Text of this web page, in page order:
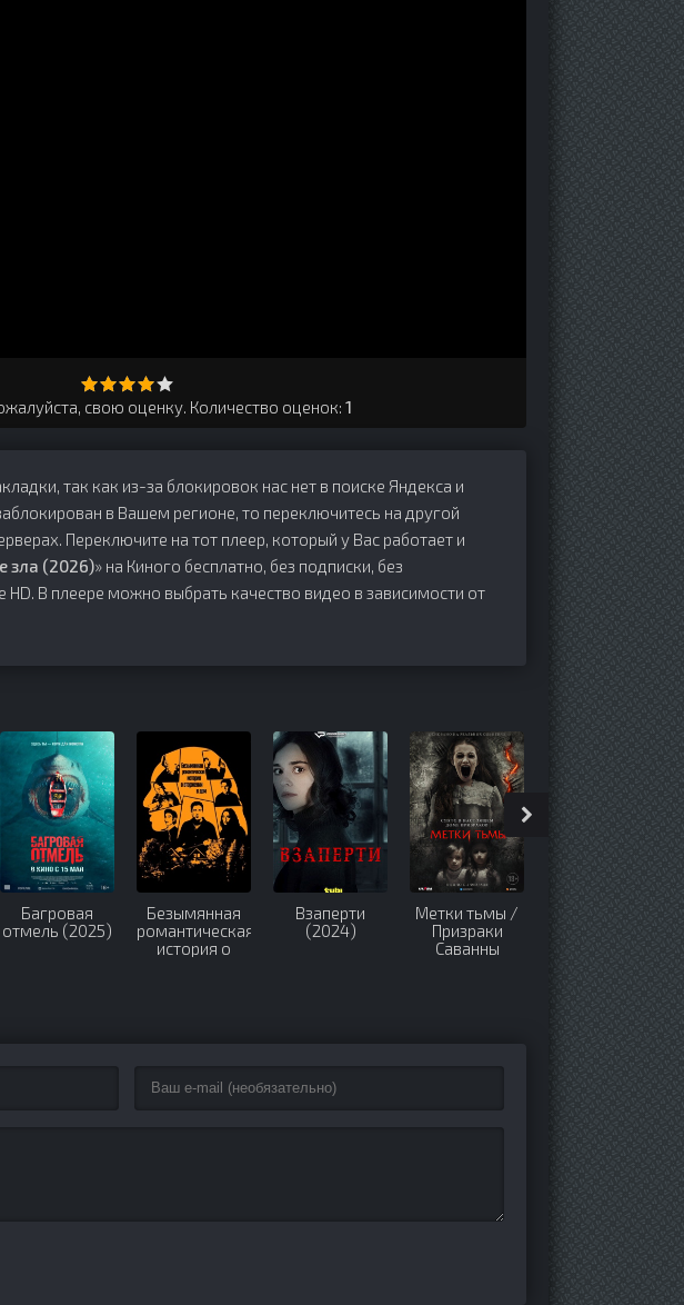
свою оценку. Количество оценок: 1
так как из-за блокировок нас нет в поиске Яндекса и
в Вашем регионе, то переключитесь на другой
Переключите на тот плеер, который у Вас работает и
зла (2026)» на Киного бесплатно, без подписки, без
HD. В плеере можно выбрать качество видео в зависимости от
Багровая
отмель (2025)
Безымянная
романтическая
история о
Взаперти
(2024)
Метки тьмы /
Призраки
Саванны
Амандаленд
(2025)